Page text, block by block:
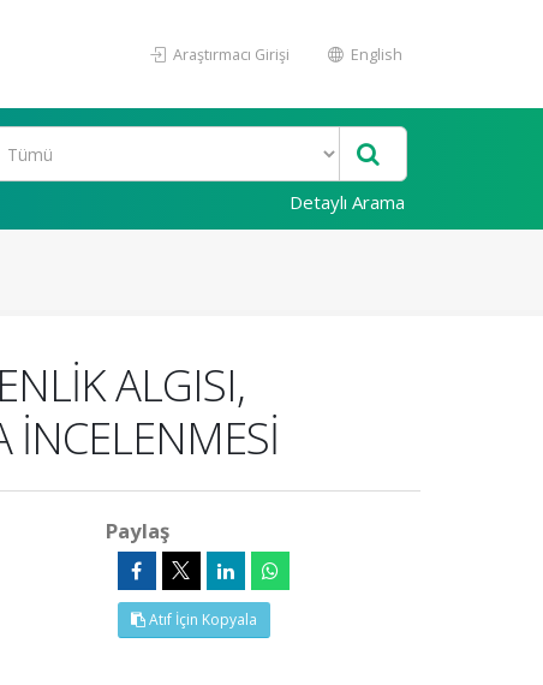
Araştırmacı Girişi English
Detaylı Arama
ALGISI,
İNCELENMESİ
Paylaş
Atıf İçin Kopyala